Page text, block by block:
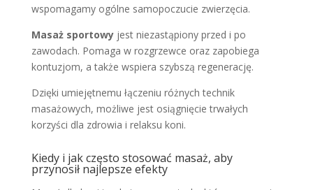
wspomagamy ogólne samopoczucie zwierzęcia.
Masaż sportowyjest niezastąpiony przed i po
zawodach. Pomaga w rozgrzewce oraz zapobiega
kontuzjom, a także wspiera szybszą regenerację.
Dzięki umiejętnemu łączeniu różnych technik
masażowych, możliwe jest osiągnięcie trwałych
korzyści dla zdrowia i relaksu koni.
Kiedy i jak często stosować masaż, aby
przynosił najlepsze efekty